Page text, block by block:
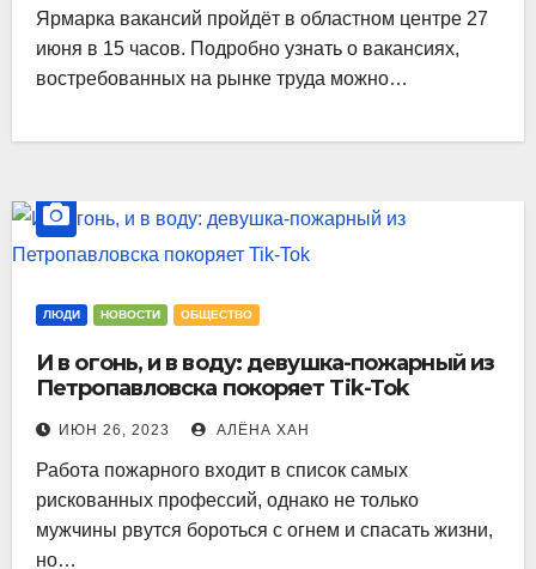
Ярмарка вакансий пройдёт в областном центре 27
июня в 15 часов. Подробно узнать о вакансиях,
востребованных на рынке труда можно…
ЛЮДИ НОВОСТИ ОБЩЕСТВО
И в огонь, и в воду: девушка-пожарный из
Петропавловска покоряет Tik-Tok
ИЮН 26, 2023 АЛЁНА ХАН
Работа пожарного входит в список самых
рискованных профессий, однако не только
мужчины рвутся бороться с огнем и спасать жизни,
но…